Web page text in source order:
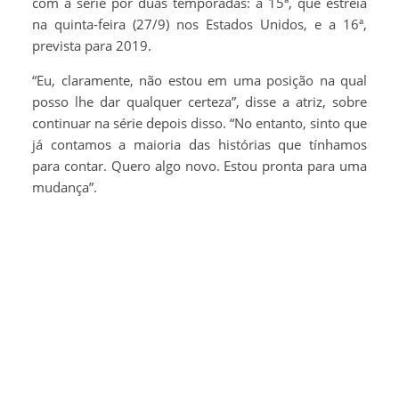
na quinta-feira (27/9) nos Estados Unidos, e a 16ª,
prevista para 2019.
“Eu, claramente, não estou em uma posição na qual
posso lhe dar qualquer certeza”, disse a atriz, sobre
continuar na série depois disso. “No entanto, sinto que
já contamos a maioria das histórias que tínhamos
para contar. Quero algo novo. Estou pronta para uma
mudança”.